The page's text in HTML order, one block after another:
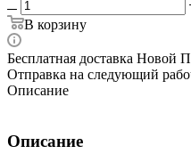
В корзину
Бесплатная доставка Новой
Отправка на следующий
Описание
Описание